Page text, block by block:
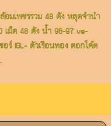
อมเพชรรวม 48 ตัง หลุดจำนำ
เม็ด 48 ตัง น้ำ 96-97 vs-
ร์ IGL- ตัวเรือนทอง ตอกโค๊ต